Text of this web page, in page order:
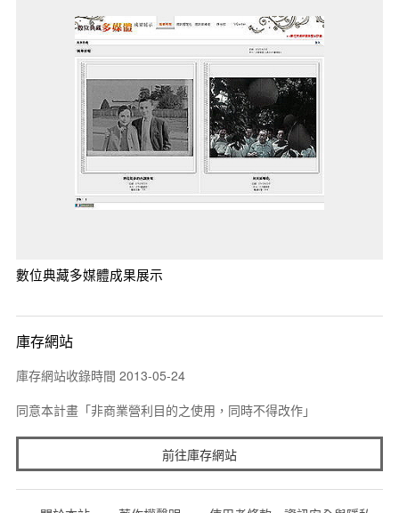
數位典藏多媒體成果展示
庫存網站
庫存網站收錄時間 2013-05-24
同意本計畫「非商業營利目的之使用，同時不得改作」
前往庫存網站